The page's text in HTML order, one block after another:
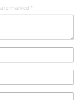
marked *